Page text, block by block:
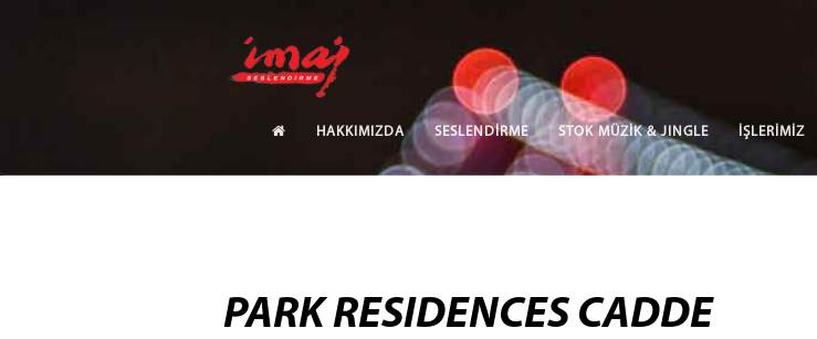
HAKKIMIZDA SESLENDİRME STOK MÜZİK & JINGLE İŞLERİMİZ
PARK RESIDENCES CADDE